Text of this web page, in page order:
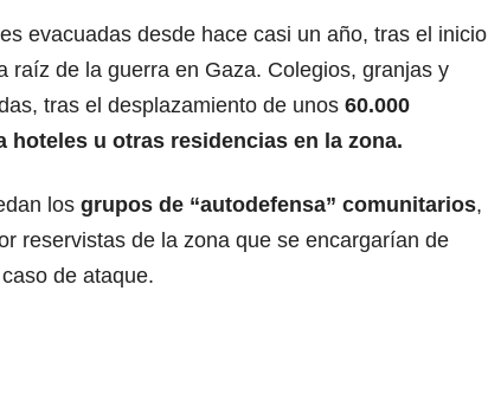
evacuadas desde hace casi un año, tras el inicio
raíz de la guerra en Gaza. Colegios, granjas y
tras el desplazamiento de unos 60.000
hoteles u otras residencias en la zona.
los grupos de “autodefensa” comunitarios,
reservistas de la zona que se encargarían de
de ataque.